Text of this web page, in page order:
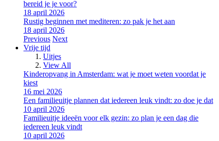
bereid je je voor?
18 april 2026
Rustig beginnen met mediteren: zo pak je het aan
18 april 2026
Previous Next
Vrije tijd
Uitjes
View All
Kinderopvang in Amsterdam: wat je moet weten voordat je
kiest
16 mei 2026
Een familieuitje plannen dat iedereen leuk vindt: zo doe je dat
10 april 2026
Familieuitje ideeën voor elk gezin: zo plan je een dag die
iedereen leuk vindt
10 april 2026